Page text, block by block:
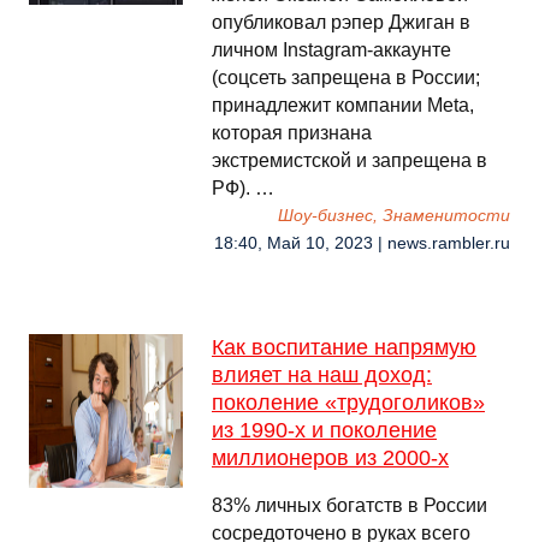
опубликовал рэпер Джиган в
личном Instagram-аккаунте
(соцсеть запрещена в России;
принадлежит компании Meta,
которая признана
экстремистской и запрещена в
РФ). …
Шоу-бизнес, Знаменитости
18:40, Май 10, 2023 | news.rambler.ru
Как воспитание напрямую
влияет на наш доход:
поколение «трудоголиков»
из 1990-х и поколение
миллионеров из 2000-х
83% личных богатств в России
сосредоточено в руках всего